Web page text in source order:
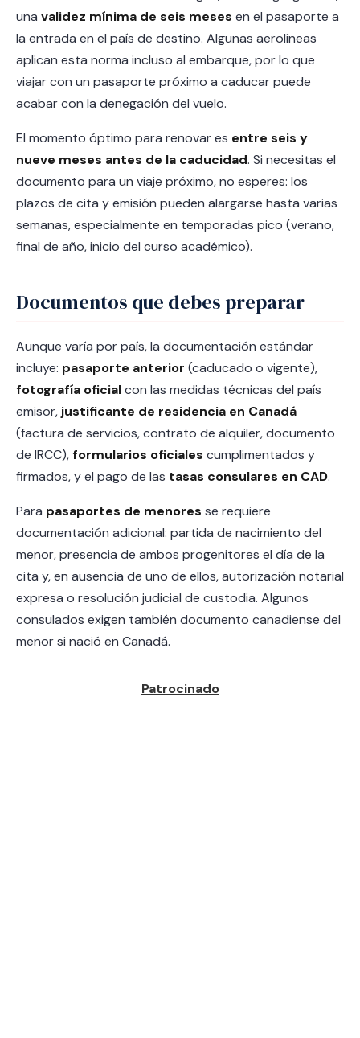
una validez mínima de seis meses en el pasaporte a
la entrada en el país de destino. Algunas aerolíneas
aplican esta norma incluso al embarque, por lo que
viajar con un pasaporte próximo a caducar puede
acabar con la denegación del vuelo.
El momento óptimo para renovar es entre seis y
nueve meses antes de la caducidad. Si necesitas el
documento para un viaje próximo, no esperes: los
plazos de cita y emisión pueden alargarse hasta varias
semanas, especialmente en temporadas pico (verano,
final de año, inicio del curso académico).
Documentos que debes preparar
Aunque varía por país, la documentación estándar
incluye: pasaporte anterior (caducado o vigente),
fotografía oficialcon las medidas técnicas del país
emisor, justificante de residencia en Canadá
(factura de servicios, contrato de alquiler, documento
de IRCC),formularios oficiales cumplimentados y
firmados, y el pago de las tasas consulares en CAD.
Para pasaportes de menores se requiere
documentación adicional: partida de nacimiento del
menor, presencia de ambos progenitores el día de la
cita y, en ausencia de uno de ellos, autorización notarial
expresa o resolución judicial de custodia. Algunos
consulados exigen también documento canadiense del
menor si nació en Canadá.